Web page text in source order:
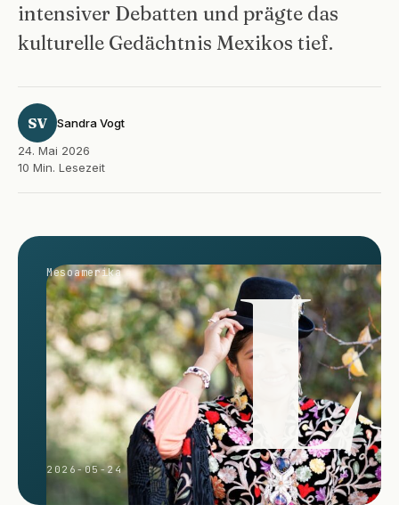
intensiver Debatten und prägte das
kulturelle Gedächtnis Mexikos tief.
SV
Sandra Vogt
24. Mai 2026
10 Min. Lesezeit
Mesoamerika L
2026-05-24